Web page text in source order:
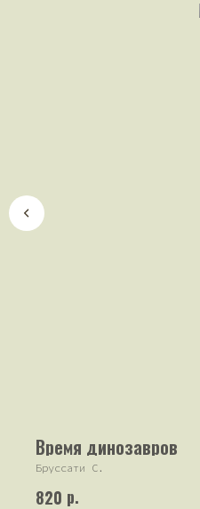
Время динозавров
Бруссати С.
820 р.